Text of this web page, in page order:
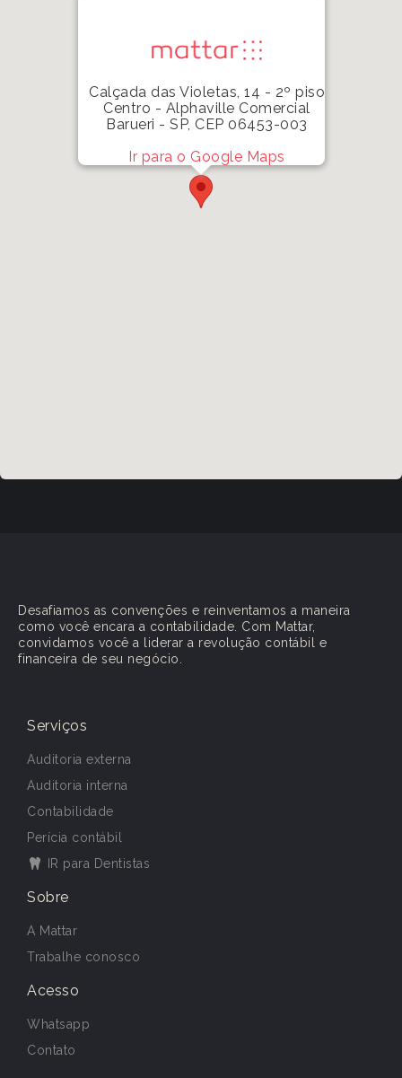
Calçada das Violetas, 14 - 2º piso
Centro - Alphaville Comercial
Barueri - SP, CEP 06453-003
Ir para o Google Maps
Desafiamos as convenções e reinventamos a maneira
como você encara a contabilidade. Com Mattar,
convidamos você a liderar a revolução contábil e
financeira de seu negócio.​
Serviços
Auditoria externa
Auditoria interna
Contabilidade
Perícia contábil
IR para Dentistas
Sobre
A Mattar
Trabalhe conosco
Acesso
Whatsapp
Contato